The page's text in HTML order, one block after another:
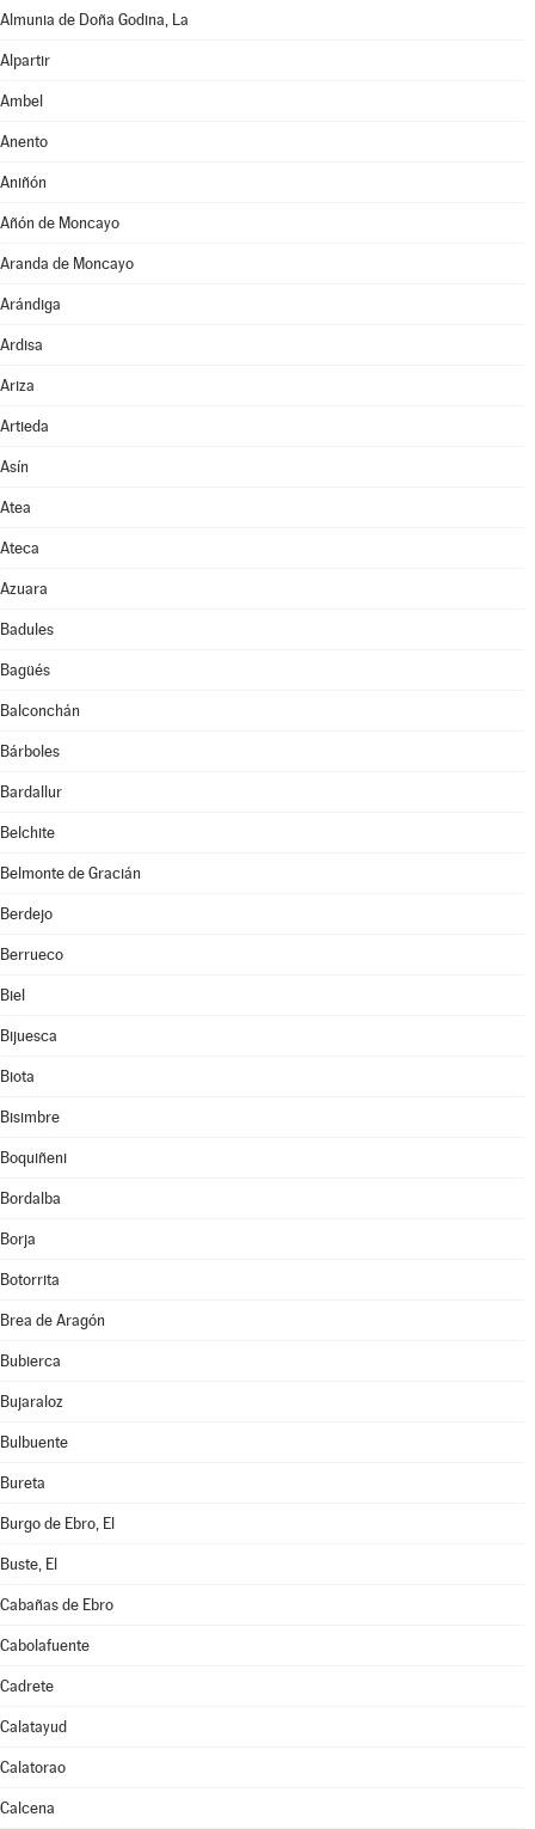
Almunia de Doña Godina, La
Alpartir
Ambel
Anento
Aniñón
Añón de Moncayo
Aranda de Moncayo
Arándiga
Ardisa
Ariza
Artieda
Asín
Atea
Ateca
Azuara
Badules
Bagüés
Balconchán
Bárboles
Bardallur
Belchite
Belmonte de Gracián
Berdejo
Berrueco
Biel
Bijuesca
Biota
Bisimbre
Boquiñeni
Bordalba
Borja
Botorrita
Brea de Aragón
Bubierca
Bujaraloz
Bulbuente
Bureta
Burgo de Ebro, El
Buste, El
Cabañas de Ebro
Cabolafuente
Cadrete
Calatayud
Calatorao
Calcena